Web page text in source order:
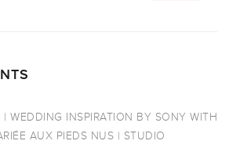
WEDDING INSPIRATION BY SONY WITH
AUX PIEDS NUS | STUDIO